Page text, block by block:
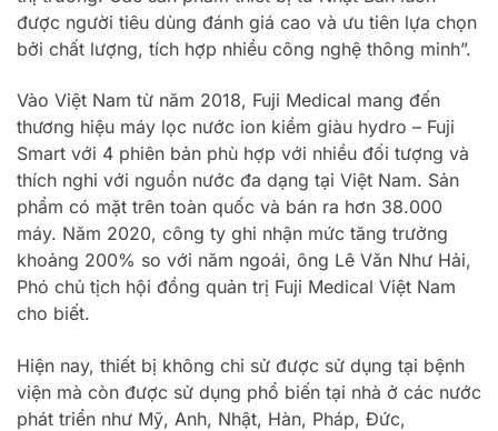
được người tiêu dùng đánh giá cao và ưu tiên lựa chọn
bởi chất lượng, tích hợp nhiều công nghệ thông minh”.
Vào Việt Nam từ năm 2018, Fuji Medical mang đến
thương hiệu máy lọc nước ion kiềm giàu hydro – Fuji
Smart với 4 phiên bản phù hợp với nhiều đối tượng và
thích nghi với nguồn nước đa dạng tại Việt Nam. Sản
phẩm có mặt trên toàn quốc và bán ra hơn 38.000
máy. Năm 2020, công ty ghi nhận mức tăng trưởng
khoảng 200% so với năm ngoái, ông Lê Văn Như Hải,
Phó chủ tịch hội đồng quản trị Fuji Medical Việt Nam
cho biết.
Hiện nay, thiết bị không chỉ sử được sử dụng tại bệnh
viện mà còn được sử dụng phổ biến tại nhà ở các nước
phát triển như Mỹ, Anh, Nhật, Hàn, Pháp, Đức,